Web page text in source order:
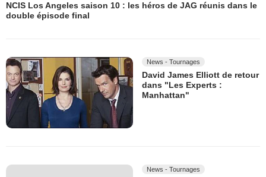
NCIS Los Angeles saison 10 : les héros de JAG réunis dans le
double épisode final
News - Tournages
David James Elliott de retour
dans "Les Experts :
Manhattan"
News - Tournages